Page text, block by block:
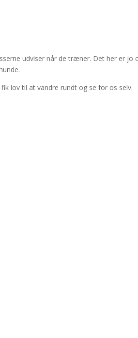
udviser når de træner. Det her er jo
lov til at vandre rundt og se for os selv.